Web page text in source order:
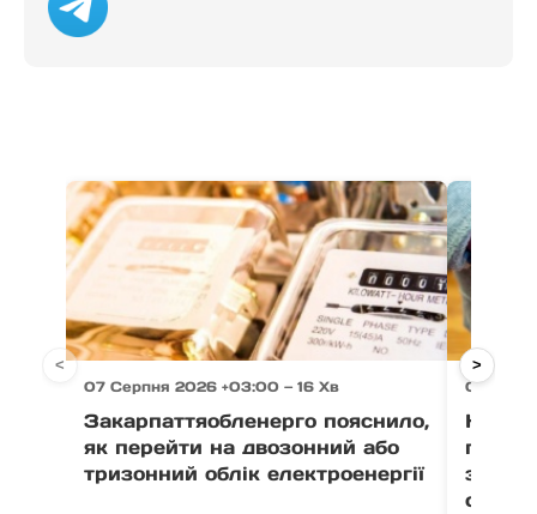
07 Серпня 2026 +03:00 — 16 Хв
Закарпаттяобленерго пояснило,
як перейти на двозонний або
тризонний облік електроенергії
07
На
< >